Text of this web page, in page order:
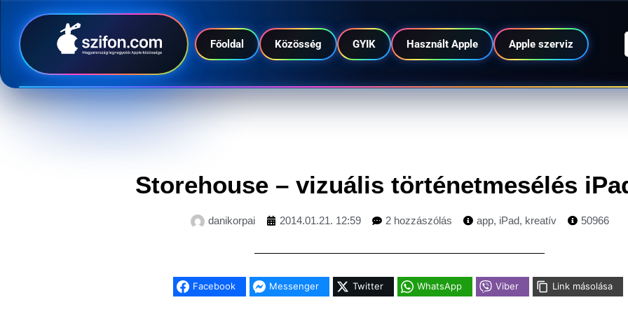
Főoldal Közösség GYIK Használt Apple Apple szerviz
Storehouse – vizuális történetmesélés
danikorpai 2014.01.21. 12:59 2 hozzászólás app, iPad, kreatív 50966
Facebook Messenger Twitter WhatsApp Viber Link másolása